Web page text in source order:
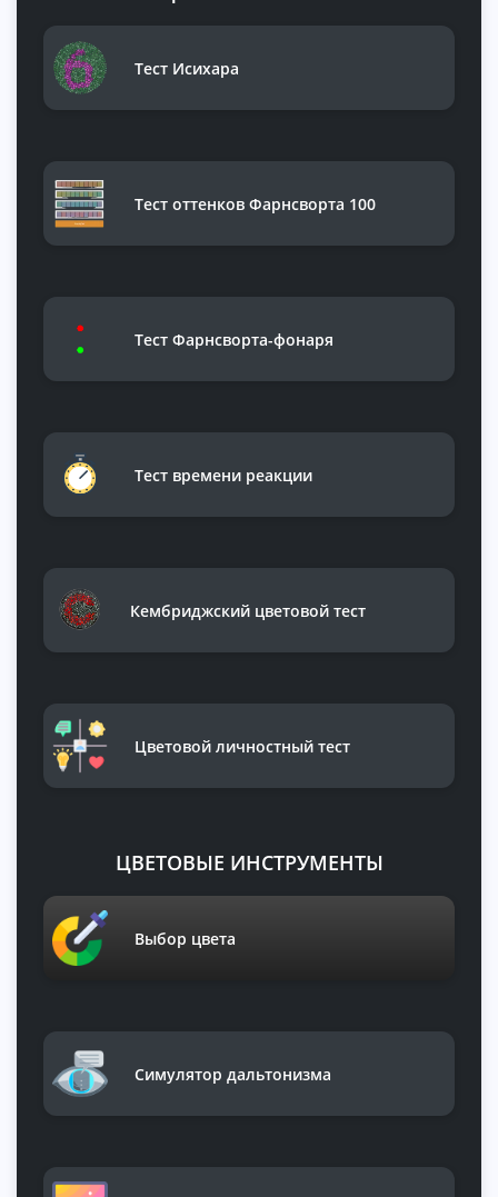
Тест Исихара
Тест оттенков Фарнсворта 100
Тест Фарнсворта-фонаря
Тест времени реакции
Кембриджский цветовой тест
Цветовой личностный тест
ЦВЕТОВЫЕ ИНСТРУМЕНТЫ
Выбор цвета
Симулятор дальтонизма